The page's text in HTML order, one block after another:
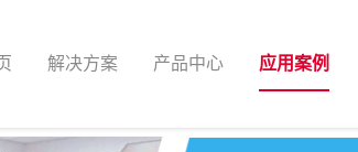
解决方案 产品中心 应用案例